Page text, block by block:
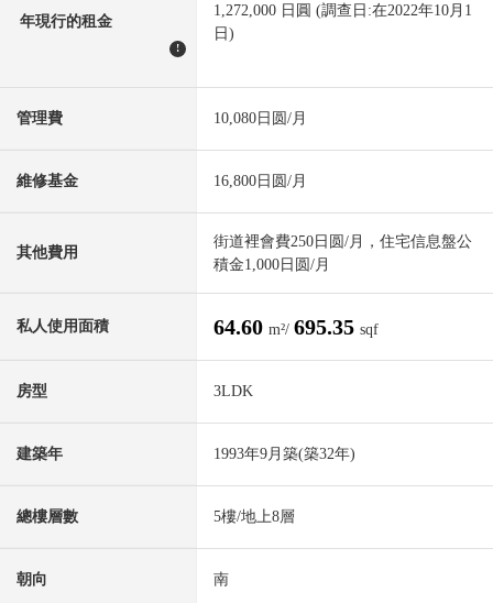
年現行的租金
!
1,272,000 日圓 (調查日:在2022年10月1
日)
管理費 10,080日圆/月
維修基金 16,800日圆/月
其他費用
街道裡會費250日圆/月，住宅信息盤公
積金1,000日圆/月
私人使用面積 64.60 m²/ 695.35 sqf
房型 3LDK
建築年 1993年9月築(築32年)
總樓層數 5樓/地上8層
朝向 南